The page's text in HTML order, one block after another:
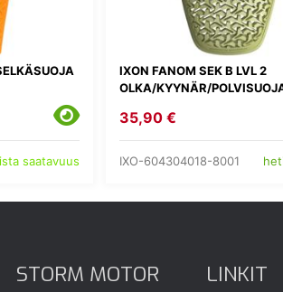
saatavuus
IXON FANOM SEK B LVL 2
OLKA/KYYNÄR/
35,90 €
IXO-604304018-8001
STORM MOTOR LINKIT